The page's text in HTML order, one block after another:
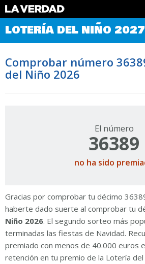
Comprobar Loteria del Niño
Premios
Noticias
Datos
Historia
LOTERÍA DEL NIÑO 2027
Comprobar número
del Niño 2026
El número
36389
no ha sido
Gracias por comprobar tu décimo
haberte dado suerte al comprobar tu
Niño 2026. El segundo sorteo más
terminadas las fiestas de Navidad.
premiado con menos de 40.000 euros
retención en tu premio de la Lotería